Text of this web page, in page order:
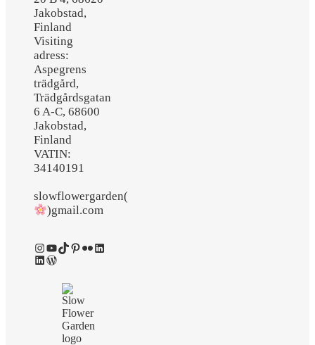
Jakobstad,
Finland
Visiting
adress:
Aspegrens
trädgård,
Trädgårdsgatan
6 A-C, 68600
Jakobstad,
Finland
VATIN:
34140191
slowflowergarden(
)gmail.com
Instagram
YouTube
TikTok
Pinterest
FlickrLinkedIn
LinkedIn
WordPress